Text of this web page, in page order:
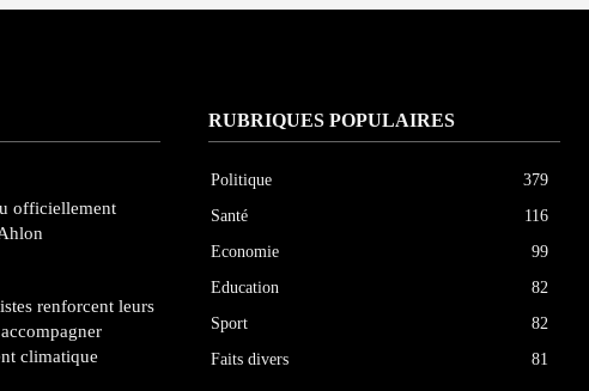
officiellement
renforcent leurs
climatique
RUBRIQUES POPULAIRES
Politique
379
Santé
116
Economie
99
Education
82
Sport
82
Faits divers
81